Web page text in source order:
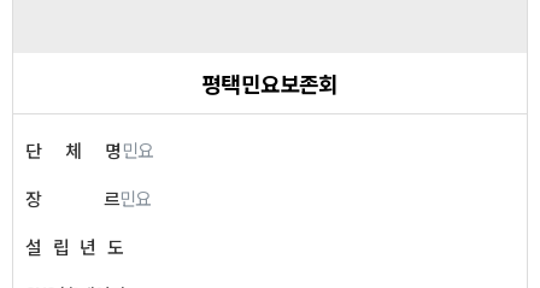
평택민요보존회
단 체 명민요
장
르민요
설 립 년 도